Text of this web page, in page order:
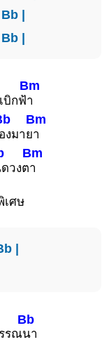
Bb|
Bb|
บิกฟ้
Bm
า
องมาย
Bm
า
วงต
Bm
า
เศษ
|
รณ
Bb
นา